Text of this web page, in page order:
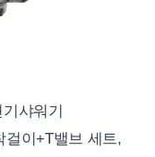
샤워기
걸이+T밸브 세트,